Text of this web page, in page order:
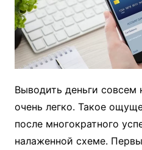
Выводить деньги совсем
очень легко. Такое
после многократного
налаженной схеме.